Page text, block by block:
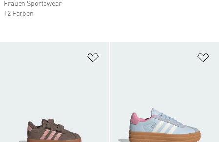
Frauen Sportswear
12 Farben